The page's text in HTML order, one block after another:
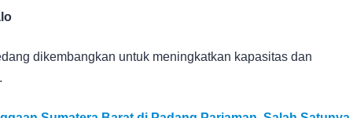
dikembangkan untuk meningkatkan kapasitas dan